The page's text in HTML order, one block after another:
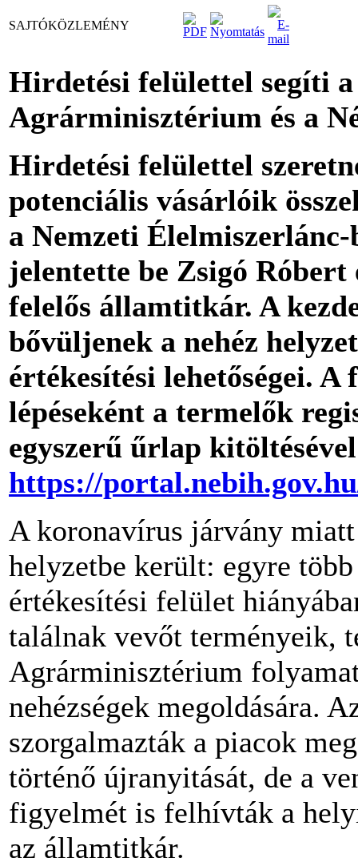
SAJTÓKÖZLEMÉNY
Hirdetési felülettel segíti
Agrárminisztérium és a
Hirdetési felülettel
potenciális vásárlóik
a Nemzeti
jelentette be Zsigó
felelős államtitkár. A
bővüljenek a nehéz
értékesítési lehetőségei.
lépéseként a termelők
egyszerű űrlap
https://
A koronavírus járvány
helyzetbe került: egyre
értékesítési felület
találnak vevőt terményeik,
Agrárminisztérium
nehézségek megoldására.
szorgalmazták a piacok
történő újranyitását, de a
figyelmét is felhívták a
az államtitkár.